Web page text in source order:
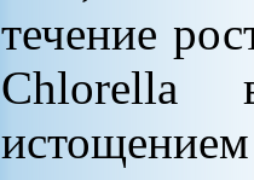
течение
Chlorella